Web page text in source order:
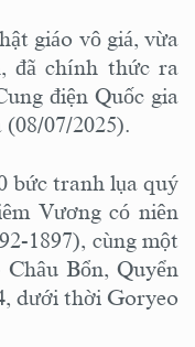
giáo vô giá, vừa
đã chính thức ra
điện Quốc gia
07/2025).
bức tranh lụa quý
Vương có niên
1897), cùng một
Bổn, Quyển
dưới thời Goryeo